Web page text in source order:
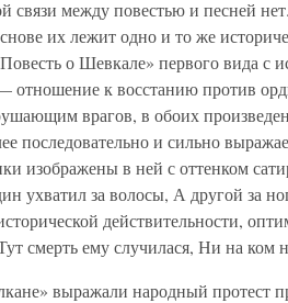
связи между повестью и песней
их лежит одно и то же
о Шевкале» первого вида с
к восстанию против
врагов, в обоих
последовательно и сильно
изображены в ней с оттенком
ухватил за волосы, А другой за
действительности,
смерть ему случилася, Ни на ком
выражали народный протест